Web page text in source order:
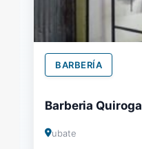
BARBERÍA
Barberia Quiroga
ubate